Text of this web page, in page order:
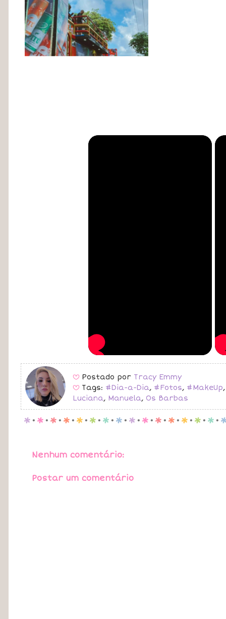
B Postado por Tracy Emmy
B Tags: #Dia-a-Dia, #Fotos, #MakeUp
Luciana, Manuela, Os Barbas
p . p . p . p . p . p . p . p . p . p . p . p . p . p . p .
Nenhum comentário:
Postar um comentário